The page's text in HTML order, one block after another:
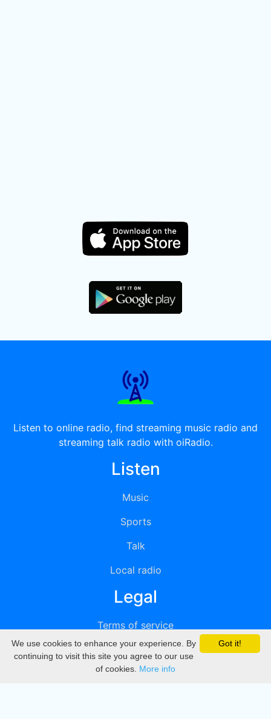
Listen to online radio, find streaming music radio and
streaming talk radio with oiRadio.
Listen
Music
Sports
Talk
Local radio
Legal
Terms of service
Privacy
DMCA
Got it!
We use cookies to enhance your experience. By
continuing to visit this site you agree to our use
of cookies. More info